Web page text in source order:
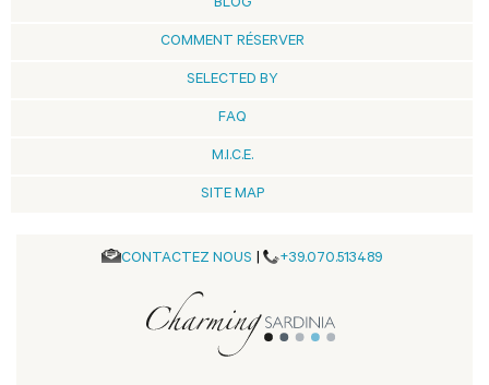
BLOG
COMMENT RÉSERVER
SELECTED BY
FAQ
M.I.C.E.
SITE MAP
CONTACTEZ NOUS | +39.070.513489